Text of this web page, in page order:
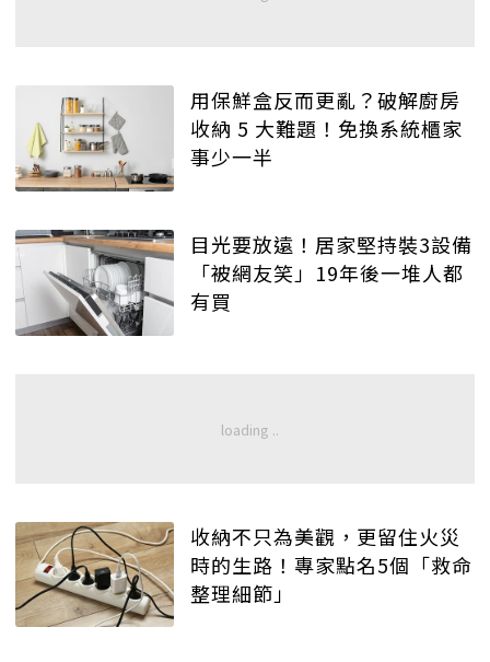
用保鮮盒反而更亂？破解廚房
收納 5 大難題！免換系統櫃家
事少一半
目光要放遠！居家堅持裝3設備
「被網友笑」19年後一堆人都
有買
收納不只為美觀，更留住火災
時的生路！專家點名5個「救命
整理細節」